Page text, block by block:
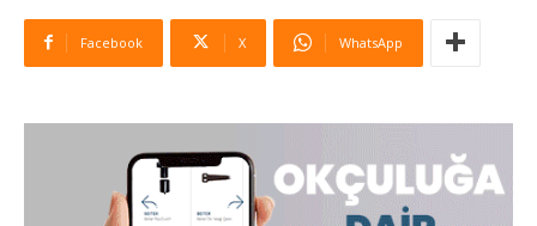
Facebook X WhatsApp